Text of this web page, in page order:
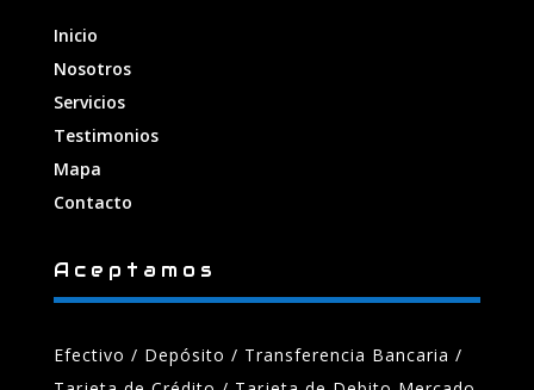
Inicio
Nosotros
Servicios
Testimonios
Mapa
Contacto
Aceptamos
Efectivo / Depósito / Transferencia Bancaria /